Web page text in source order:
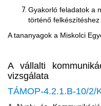
Gyakorló feladatok a
történő felkészítéshez
A tananyagok a Miskolci
A vállalti
vizsgálata
TÁMOP-4.2.1.B-10/2/